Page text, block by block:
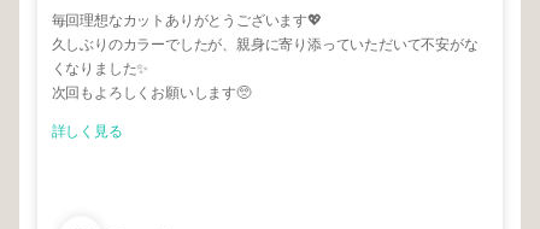
毎回理想なカットありがとうございます💖
久しぶりのカラーでしたが、親身に寄り添っていただいて不安がな
くなりました✨
次回もよろしくお願いします🥺
詳しく見る